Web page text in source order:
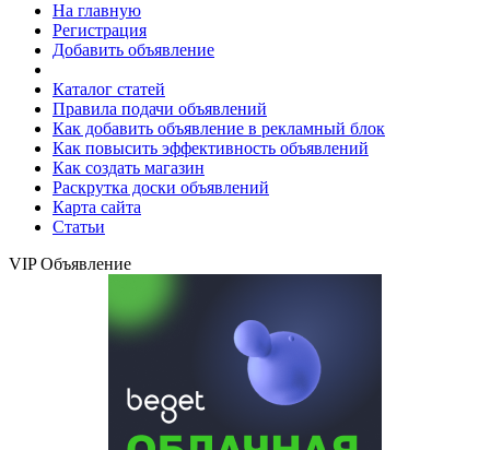
На главную
Регистрация
Добавить объявление
Каталог статей
Правила подачи объявлений
Как добавить объявление в рекламный блок
Как повысить эффективность объявлений
Как создать магазин
Раскрутка доски объявлений
Карта сайта
Статьи
VIP Объявление